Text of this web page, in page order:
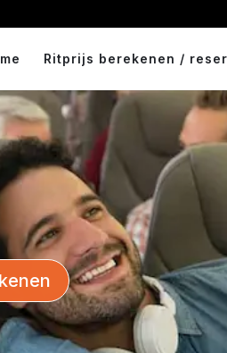
Ritprijs berekenen /